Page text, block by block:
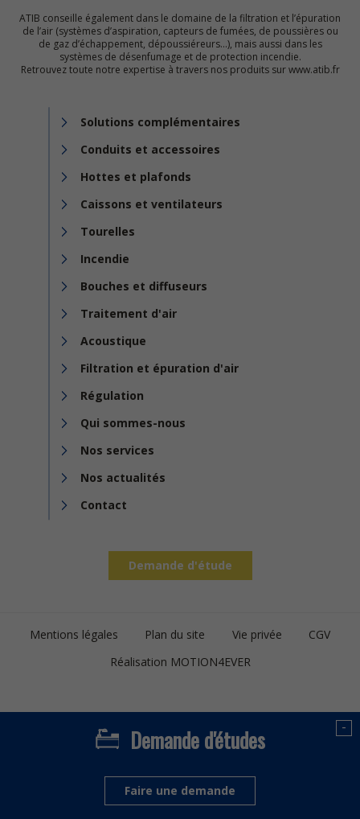
ATIB conseille également dans le domaine de la filtration et l’épuration
de l’air (systèmes d’aspiration, capteurs de fumées, de poussières ou
de gaz d’échappement, dépoussiéreurs…), mais aussi dans les
systèmes de désenfumage et de protection incendie.
Retrouvez toute notre expertise à travers nos produits sur www.atib.fr
Solutions complémentaires
Conduits et accessoires
Hottes et plafonds
Caissons et ventilateurs
Tourelles
Incendie
Bouches et diffuseurs
Traitement d'air
Acoustique
Filtration et épuration d'air
Régulation
Qui sommes-nous
Nos services
Nos actualités
Contact
Demande d'étude
Footer
Mentions légales Plan du site Vie privée
CGV
Réalisation MOTION4EVER
-
Demande d'études
Faire une demande